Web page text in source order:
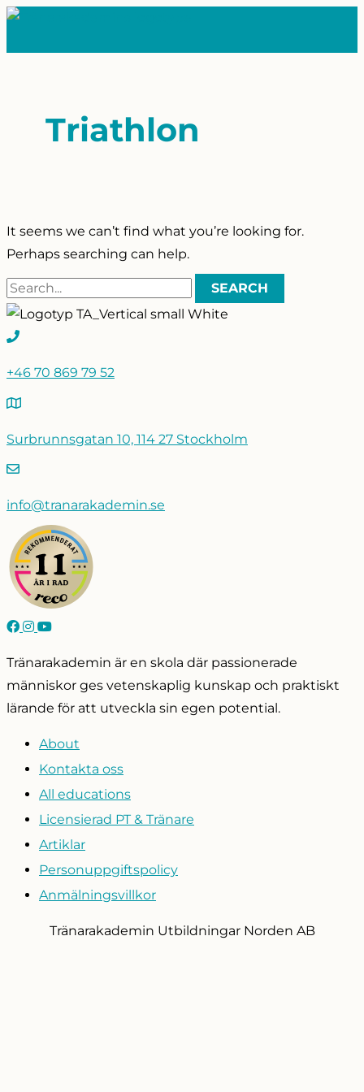
Skip
MAIN
Triathlon
It seems we can’t find what you’re looking for.
Perhaps searching can help.
Search
for:
+46 70 869 79 52
Surbrunnsgatan 10, 114 27 Stockholm
info@tranarakademin.se
Tränarakademin är en skola där passionerade
människor ges vetenskaplig kunskap och praktiskt
lärande för att utveckla sin egen potential.
About
Kontakta oss
All educations
Licensierad PT & Tränare
Artiklar
Personuppgiftspolicy
Anmälningsvillkor
Tränarakademin Utbildningar Norden AB